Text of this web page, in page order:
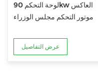
لوحة التحكم 90kw العاكس
موتور التحكم مجلس الوزراء
عرض التفاصيل